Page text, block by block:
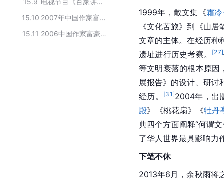
15.10
2007年中国作家富豪榜前25名
15.11
2006中国作家富豪榜前十名
1999年，散文集《霜
《文化苦旅》到《山
文章的主体。在经历种
遗址进行历史考察。
[27]
等文明衰落的根本原因
展报告》的设计、研讨
经历。
[31]2004年，出
殿》《桃花扇》《牡丹
典四个方面阐释“何谓
了华人世界最具影响力
下笔不休
2013年6月，余秋雨将